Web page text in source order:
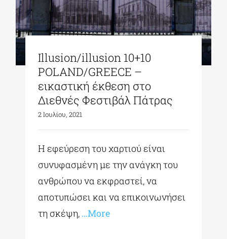
Illusion/illusion 10+10
POLAND/GREECE –
εικαστική έκθεση στο
Διεθνές Φεστιβάλ Πάτρας
2 Ιουλίου, 2021
H εφεύρεση του χαρτιού είναι
συνυφασμένη με την ανάγκη του
ανθρώπου να εκφραστεί, να
αποτυπώσει και να επικοινωνήσει
τη σκέψη, …More